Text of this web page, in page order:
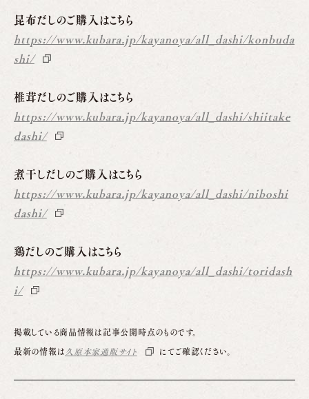
昆布だしのご購入はこちら
https://www.kubara.jp/kayanoya/all_dashi/konbuda
shi/
椎茸だしのご購入はこちら
https://www.kubara.jp/kayanoya/all_dashi/shiitake
dashi/
煮干しだしのご購入はこちら
https://www.kubara.jp/kayanoya/all_dashi/niboshi
dashi/
鶏だしのご購入はこちら
https://www.kubara.jp/kayanoya/all_dashi/toridash
i/
掲載している商品情報は記事公開時点のものです。
最新の情報は 久原本家通販サイト にてご確認ください。